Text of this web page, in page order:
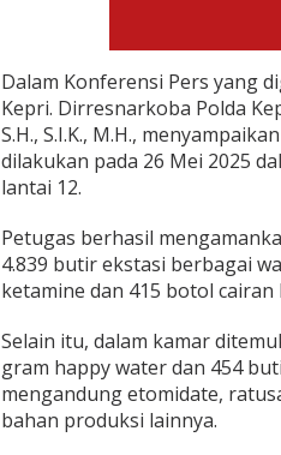
Dalam Konferensi Pers yang
Kepri. Dirresnarkoba Polda
S.H., S.I.K., M.H.,
dilakukan pada 26 Mei 2025
lantai 12.
Petugas berhasil
4.839 butir ekstasi berbagai
ketamine dan 415 botol cairan
Selain itu, dalam kamar
gram happy water dan 454
mengandung etomidate,
bahan produksi lainnya.